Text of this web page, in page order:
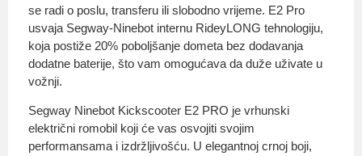
se radi o poslu, transferu ili slobodno vrijeme. E2 Pro
usvaja Segway-Ninebot internu RideyLONG tehnologiju,
koja postiže 20% poboljšanje dometa bez dodavanja
dodatne baterije, što vam omogućava da duže uživate u
vožnji.
Segway Ninebot Kickscooter E2 PRO je vrhunski
električni romobil koji će vas osvojiti svojim
performansama i izdržljivošću. U elegantnoj crnoj boji,
Privatnost kupca
Uvjeti i odredbe